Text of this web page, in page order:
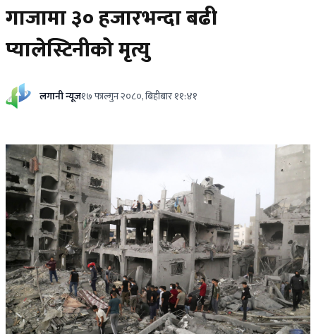
गाजामा ३० हजारभन्दा बढी
प्यालेस्टिनीको मृत्यु
लगानी न्यूज१७ फाल्गुन २०८०, बिहीबार ११:४१